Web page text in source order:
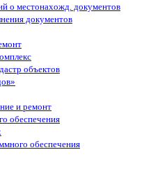
о местонахожд. документов
документов
объектов
и ремонт
обеспечения
обеспечения